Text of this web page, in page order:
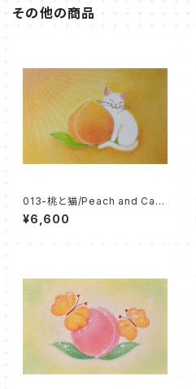
その他の商品
013-桃と猫/Peach and Cat
（パステル原画/額無し）
¥6,600